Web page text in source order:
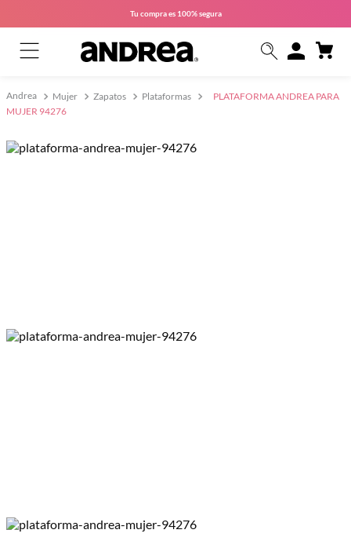
Tu compra es 100% segura
Mujer Zapatos Plataformas
PLATAFORMA ANDREA PARA
MUJER 94276